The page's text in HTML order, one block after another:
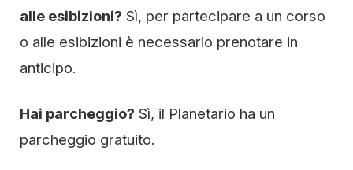
alle esibizioni? Sì, per partecipare a un corso
o alle esibizioni è necessario prenotare in
anticipo.
Hai parcheggio? Sì, il Planetario ha un
parcheggio gratuito.